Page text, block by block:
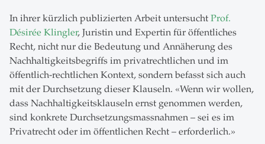
In ihrer kürzlich publizierten Arbeit untersucht Prof.
Désirée Klingler, Juristin und Expertin für öffentliches
Recht, nicht nur die Bedeutung und Annäherung des
Nachhaltigkeitsbegriffs im privatrechtlichen und im
öffentlich-rechtlichen Kontext, sondern befasst sich auch
mit der Durchsetzung dieser Klauseln. «Wenn wir wollen,
dass Nachhaltigkeitsklauseln ernst genommen werden,
sind konkrete Durchsetzungsmassnahmen – sei es im
Privatrecht oder im öffentlichen Recht – erforderlich.»